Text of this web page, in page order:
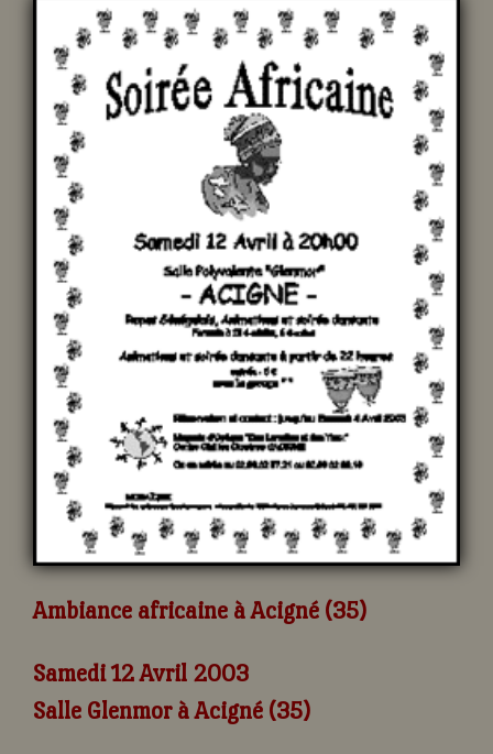
Ambiance africaine à Acigné (35)
Samedi 12 Avril 2003
Salle Glenmor à Acigné (35)